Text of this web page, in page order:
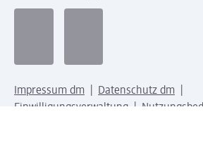
Impressum dm
Datenschutz dm
Einwilligungsverwaltung